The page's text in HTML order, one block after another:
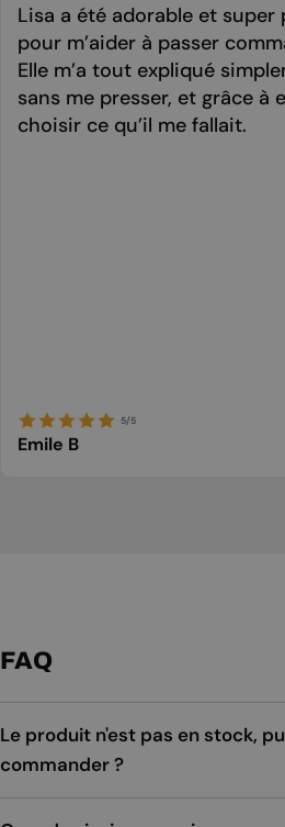
Lisa a été adorable et super
pour m’aider à passer
Elle m’a tout expliqué
sans me presser, et grâce à
choisir ce qu’il me fallait.
5/5
Emile B
FAQ
Le produit n'est pas en stock,
commander ?